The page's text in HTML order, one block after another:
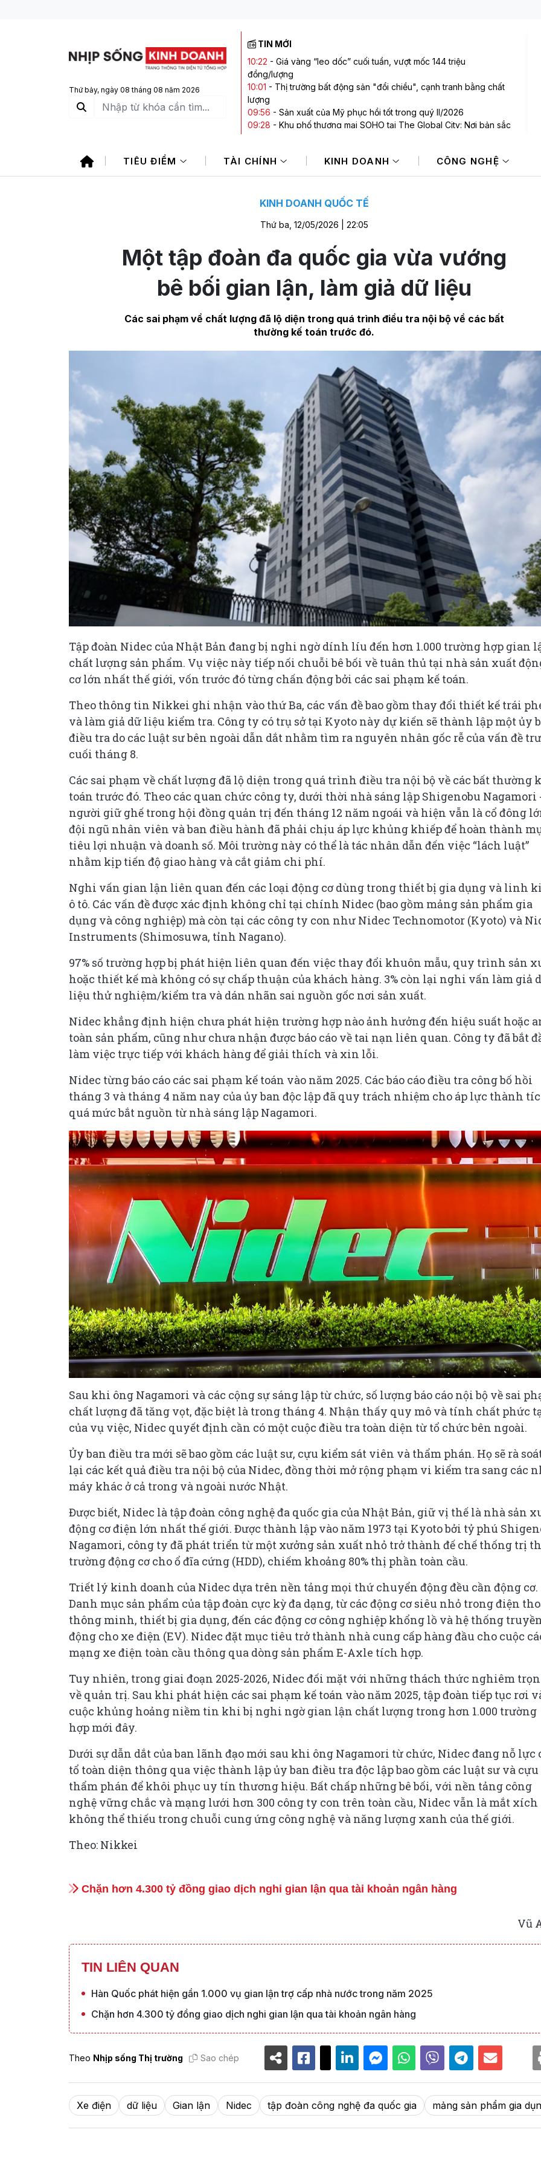
Thứ bảy, ngày 08 tháng 08 năm 2026
TIN MỚI
10:22 - Giá vàng “leo dốc” cuối tuần, vượt mốc 144 triệu
đồng/lượng
10:01 - Thị trường bất động sản "đổi chiều", cạnh tranh bằng chất
lượng
09:56 - Sản xuất của Mỹ phục hồi tốt trong quý II/2026
09:28 - Khu phố thương mại SOHO tại The Global City: Nơi bản sắc
tuần
08:38-Đồng yen yếu – cú hích lợi nhuận cho các nhà sản xuất ô
TIÊU ĐIỂM TÀI CHÍNH KINH DOANH CÔNG NGHỆ
KINH DOANH QUỐC TẾ
Thứ ba, 12/05/2026 | 22:05
Một tập đoàn đa quốc gia vừa vướng
bê bối gian lận, làm giả dữ liệu
Các sai phạm về chất lượng đã lộ diện trong quá trình điều tra nội bộ về các bất
thường kế toán trước đó.
Tập đoàn Nidec của Nhật Bản đang bị nghi ngờ dính líu đến hơn 1.000 trường hợp gian
chất lượng sản phẩm. Vụ việc này tiếp nối chuỗi bê bối về tuân thủ tại nhà sản xuất
cơ lớn nhất thế giới, vốn trước đó từng chấn động bởi các sai phạm kế toán.
Theo thông tin Nikkei ghi nhận vào thứ Ba, các vấn đề bao gồm thay đổi thiết kế trái
và làm giả dữ liệu kiểm tra. Công ty có trụ sở tại Kyoto này dự kiến sẽ thành lập một ủy
điều tra do các luật sư bên ngoài dẫn dắt nhằm tìm ra nguyên nhân gốc rễ của vấn đề
cuối tháng 8.
Các sai phạm về chất lượng đã lộ diện trong quá trình điều tra nội bộ về các bất thường
toán trước đó. Theo các quan chức công ty, dưới thời nhà sáng lập Shigenobu Nagamori
người giữ ghế trong hội đồng quản trị đến tháng 12 năm ngoái và hiện vẫn là cổ đông
đội ngũ nhân viên và ban điều hành đã phải chịu áp lực khủng khiếp để hoàn thành
tiêu lợi nhuận và doanh số. Môi trường này có thể là tác nhân dẫn đến việc “lách luật”
nhằm kịp tiến độ giao hàng và cắt giảm chi phí.
Nghi vấn gian lận liên quan đến các loại động cơ dùng trong thiết bị gia dụng và linh
ô tô. Các vấn đề được xác định không chỉ tại chính Nidec (bao gồm mảng sản phẩm gia
dụng và công nghiệp) mà còn tại các công ty con như Nidec Technomotor (Kyoto) và
Instruments (Shimosuwa, tỉnh Nagano).
97% số trường hợp bị phát hiện liên quan đến việc thay đổi khuôn mẫu, quy trình sản
hoặc thiết kế mà không có sự chấp thuận của khách hàng. 3% còn lại nghi vấn làm giả
liệu thử nghiệm/kiểm tra và dán nhãn sai nguồn gốc nơi sản xuất.
Nidec khẳng định hiện chưa phát hiện trường hợp nào ảnh hưởng đến hiệu suất hoặc
toàn sản phẩm, cũng như chưa nhận được báo cáo về tai nạn liên quan. Công ty đã bắt
làm việc trực tiếp với khách hàng để giải thích và xin lỗi.
Nidec từng báo cáo các sai phạm kế toán vào năm 2025. Các báo cáo điều tra công bố hồi
tháng 3 và tháng 4 năm nay của ủy ban độc lập đã quy trách nhiệm cho áp lực thành
quá mức bắt nguồn từ nhà sáng lập Nagamori.
Sau khi ông Nagamori và các cộng sự sáng lập từ chức, số lượng báo cáo nội bộ về sai
chất lượng đã tăng vọt, đặc biệt là trong tháng 4. Nhận thấy quy mô và tính chất phức
của vụ việc, Nidec quyết định cần có một cuộc điều tra toàn diện từ tổ chức bên ngoài.
Ủy ban điều tra mới sẽ bao gồm các luật sư, cựu kiểm sát viên và thẩm phán. Họ sẽ rà
lại các kết quả điều tra nội bộ của Nidec, đồng thời mở rộng phạm vi kiểm tra sang các
máy khác ở cả trong và ngoài nước Nhật.
Được biết, Nidec là tập đoàn công nghệ đa quốc gia của Nhật Bản, giữ vị thế là nhà sản
động cơ điện lớn nhất thế giới. Được thành lập vào năm 1973 tại Kyoto bởi tỷ phú
Nagamori, công ty đã phát triển từ một xưởng sản xuất nhỏ trở thành đế chế thống trị
trường động cơ cho ổ đĩa cứng (HDD), chiếm khoảng 80% thị phần toàn cầu.
Triết lý kinh doanh của Nidec dựa trên nền tảng mọi thứ chuyển động đều cần động cơ.
Danh mục sản phẩm của tập đoàn cực kỳ đa dạng, từ các động cơ siêu nhỏ trong điện
thông minh, thiết bị gia dụng, đến các động cơ công nghiệp khổng lồ và hệ thống
động cho xe điện (EV). Nidec đặt mục tiêu trở thành nhà cung cấp hàng đầu cho cuộc
mạng xe điện toàn cầu thông qua dòng sản phẩm E-Axle tích hợp.
Tuy nhiên, trong giai đoạn 2025-2026, Nidec đối mặt với những thách thức nghiêm
về quản trị. Sau khi phát hiện các sai phạm kế toán vào năm 2025, tập đoàn tiếp tục rơi
cuộc khủng hoảng niềm tin khi bị nghi ngờ gian lận chất lượng trong hơn 1.000 trường
hợp mới đây.
Dưới sự dẫn dắt của ban lãnh đạo mới sau khi ông Nagamori từ chức, Nidec đang nỗ lực
tổ toàn diện thông qua việc thành lập ủy ban điều tra độc lập bao gồm các luật sư và cựu
thẩm phán để khôi phục uy tín thương hiệu. Bất chấp những bê bối, với nền tảng công
nghệ vững chắc và mạng lưới hơn 300 công ty con trên toàn cầu, Nidec vẫn là mắt xích
không thể thiếu trong chuỗi cung ứng công nghệ và năng lượng xanh của thế giới.
Theo: Nikkei
Chặn hơn 4.300 tỷ đồng giao dịch nghi gian lận qua tài khoản ngân hàng
Vũ
TIN LIÊN QUAN
Hàn Quốc phát hiện gần 1.000 vụ gian lận trợ cấp nhà nước trong năm 2025
Chặn hơn 4.300 tỷ đồng giao dịch nghi gian lận qua tài khoản ngân hàng
Theo Nhịp sống Thị trường Sao chép
Xe điện dữ liệu Gian lận Nidec tập đoàn công nghệ đa quốc gia mảng sản phẩm gia